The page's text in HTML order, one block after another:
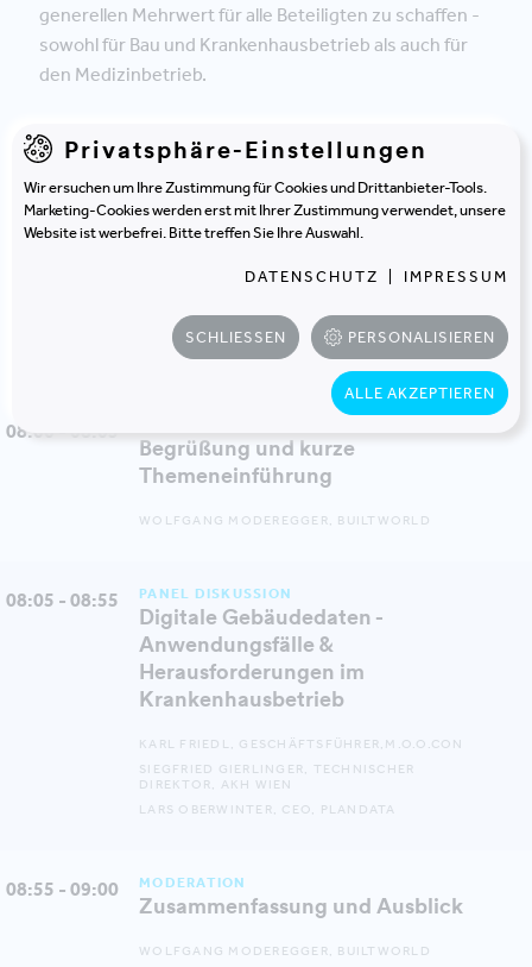
generellen Mehrwert für alle Beteiligten zu schaffen -
sowohl für Bau und Krankenhausbetrieb als auch für
den Medizinbetrieb.
Erfolgsvoraussetzung dafür ist eine klare Strategie
Hinblick auf die Werkzeuge, Standards und Regeln, die
dafür zu implementieren sind.
Programm
08:00 - 08:05
Begrüßung und kurze
Themeneinführung
WOLFGANG MODEREGGER, BUILTWORLD
08:05 - 08:55 PANEL DISKUSSION
Digitale Gebäudedaten -
Anwendungsfälle &
Herausforderungen im
Krankenhausbetrieb
KARL FRIEDL, GESCHÄFTSFÜHRER,M.O.O.CON
SIEGFRIED GIERLINGER, TECHNISCHER
DIREKTOR, AKH WIEN
LARS OBERWINTER, CEO, PLANDATA
08:55 - 09:00 MODERATION
Zusammenfassung und Ausblick
WOLFGANG MODEREGGER, BUILTWORLD
Privatsphäre-Einstellungen
Wir ersuchen um Ihre Zustimmung für Cookies und Drittanbieter-Tools.
Marketing-Cookies werden erst mit Ihrer Zustimmung verwendet, unsere
Website ist werbefrei. Bitte treffen Sie Ihre Auswahl.
DATENSCHUTZ IMPRESSUM
SCHLIESSEN PERSONALISIEREN
ALLE AKZEPTIEREN